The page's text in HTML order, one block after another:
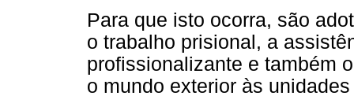
Para que isto ocorra, são
o trabalho prisional, a
profissionalizante e também
o mundo exterior às